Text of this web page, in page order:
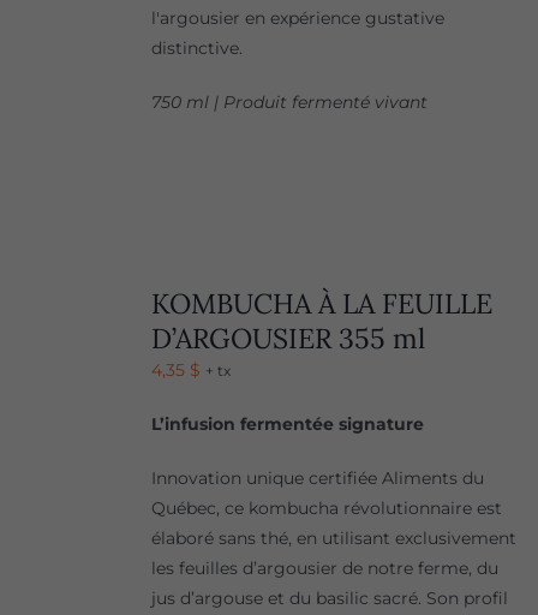
l'argousier en expérience gustative
distinctive.
750 ml | Produit fermenté vivant
KOMBUCHA À LA FEUILLE
D’ARGOUSIER 355 ml
4,35 $ + tx
L’infusion fermentée signature
Innovation unique certifiée Aliments du
Québec, ce kombucha révolutionnaire est
élaboré sans thé, en utilisant exclusivement
les feuilles d’argousier de notre ferme, du
jus d’argouse et du basilic sacré. Son profil